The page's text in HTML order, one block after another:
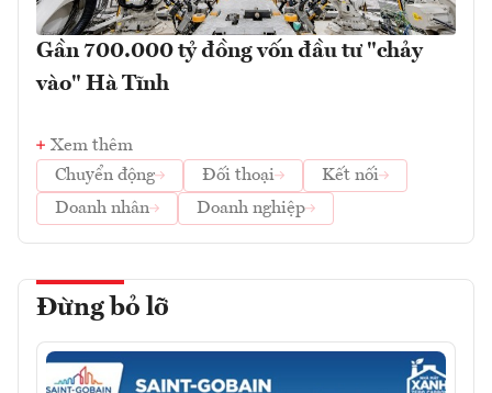
Gần 700.000 tỷ đồng vốn đầu tư "chảy
vào" Hà Tĩnh
Xem thêm
Chuyển động
Đối thoại
Kết nối
Doanh nhân
Doanh nghiệp
Đừng bỏ lỡ